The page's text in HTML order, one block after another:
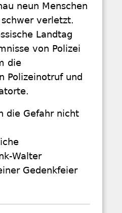
neun Menschen
verletzt.
Landtag
von Polizei
die
Polizeinotruf und
die Gefahr nicht
Walter
Gedenkfeier